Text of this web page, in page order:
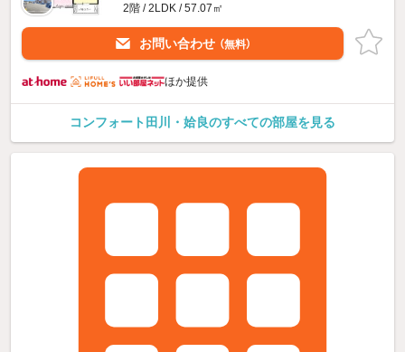
2階 / 2LDK / 57.07㎡
お問い合わせ （無料）
ほか提供
コンフォート田川・姶良のすべての部屋を見る